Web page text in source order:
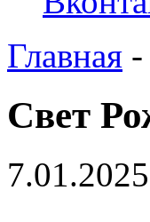
Главная -
Свет
7.01.2025